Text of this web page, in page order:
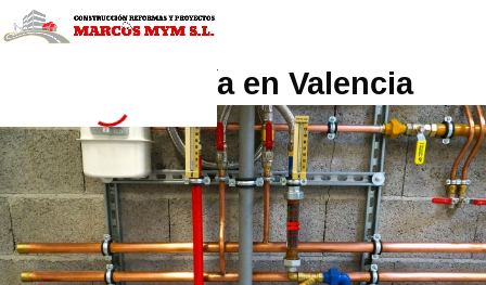
al
Fontanería en Valencia